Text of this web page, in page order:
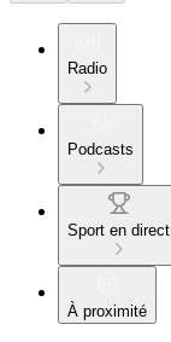
Radio
Podcasts
Sport en direct
À proximité